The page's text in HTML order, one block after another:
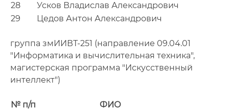
28
Усков Владислав Александрович
29
Цедов Антон Александрович
группа змИИВТ-251 (направление 09.04.01
"Информатика и вычислительная техника",
магистерская программа "Искусственный
интеллект")
№ п/п
ФИО